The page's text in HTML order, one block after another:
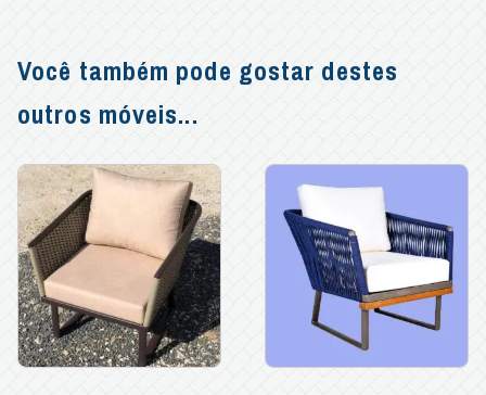
Você também pode gostar destes
outros móveis...